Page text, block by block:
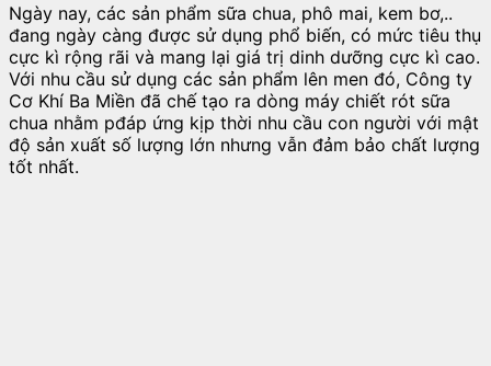
Ngày nay, các sản phẩm sữa chua, phô mai, kem bơ,..
đang ngày càng được sử dụng phổ biến, có mức tiêu thụ
cực kì rộng rãi và mang lại giá trị dinh dưỡng cực kì cao.
Với nhu cầu sử dụng các sản phẩm lên men đó, Công ty
Cơ Khí Ba Miền đã chế tạo ra dòng máy chiết rót sữa
chua nhằm pđáp ứng kịp thời nhu cầu con người với mật
độ sản xuất số lượng lớn nhưng vẫn đảm bảo chất lượng
tốt nhất.